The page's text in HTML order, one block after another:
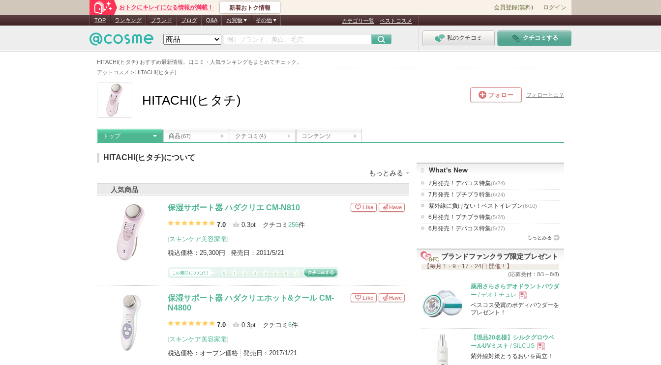
HITACHI(ヒタチ) おすすめ最新情報。口コミ・人気ランキングをまとめてチェック。
アットコスメ > HITACHI(ヒタチ)
おトクにキレイになる情報が満載！ 新着おトク情報 会員登録(無料) ログイン
TOP ランキング ブランド ブログ Q&A お買物 その他 カテゴリ一覧 ベストコスメ
私のクチコミ クチコミする
HITACHI(ヒタチ) フォロー フォローとは？
トップ 商品(67) クチコミ (4) コンテンツ
HITACHI(ヒタチ)について
もっとみる
メーカー名：
4,102件 お気に入り登録 ： 77,044
HITACHI(ヒタチ)の登録商品 (67件)
登録アイテムカテゴリ
ヘアケア美容家電（40） スキンケア美容家電（23） ヘアケアグッズ（3）
人気商品
保湿サポート器 ハダクリエ CM-N810
7.0 0.3pt クチコミ 256件
[スキンケア美容家電]
税込価格： 25,300円 発売日： 2011/5/21
Like Have
保湿サポート器 ハダクリエホット&クール CM-
N4800
7.0 0.3pt クチコミ 6件
[スキンケア美容家電]
税込価格： オープン価格 発売日： 2017/1/21
Like Have
What's New
7月発売！デパコス特集(6/24)
7月発売！プチプラ特集(6/24)
紫外線に負けない！ベストイレブン(6/10)
6月発売！プチプラ特集(5/28)
6月発売！デパコス特集(5/27)
もっとみる
ブランドファンクラブ限定プレゼント
【毎月 1・9・17・24日 開催！】
(応募受付：8/1～8/8)
薬用さらさらデオドラントパウダ
ー / デオナチュレ
現
品
ベスコス受賞のボディパウダーを
プレゼント！
【現品20名様】シルクグロウベ
ールUVミスト / SILCUS
現
紫外線対策とうるおいを両立！